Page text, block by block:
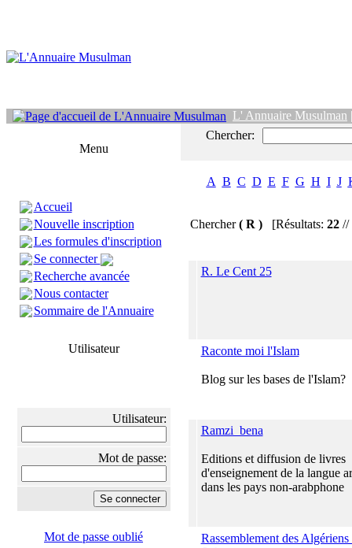
L' Annuaire Musulman
Menu
Accueil
Nouvelle inscription
Les formules d'inscription
Se connecter
Recherche avancée
Nous contacter
Sommaire de l'Annuaire
Utilisateur
Utilisateur:
Mot de passe:
Mot de passe oublié
Chercher:
A B C D E F G H I J
Chercher( R ) [Résultats: 22 //
R. Le Cent 25
Raconte moi l'Islam
Blog sur les bases de l'Islam?
Ramzi_bena
Editions et diffusion de livres
d'enseignement de la langue
dans les pays non-arabphone
Rassemblement des Algériens